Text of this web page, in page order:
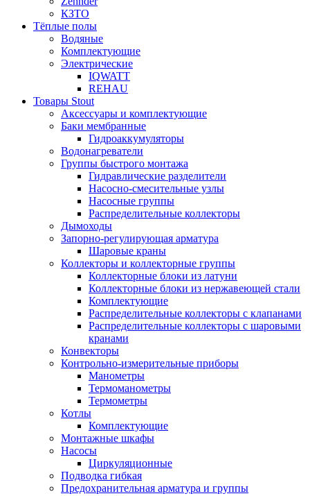
КЗТО
Тёплые полы
Водяные
Комплектующие
Электрические
IQWATT
REHAU
Товары Stout
Аксессуары и комплектующие
Баки мембранные
Гидроаккумуляторы
Водонагреватели
Группы быстрого монтажа
Гидравлические разделители
Насосно-смесительные узлы
Насосные группы
Распределительные коллекторы
Дымоходы
Запорно-регулирующая арматура
Шаровые краны
Коллекторы и коллекторные группы
Коллекторные блоки из латуни
Коллекторные блоки из нержавеющей стали
Комплектующие
Распределительные коллекторы с клапанами
Распределительные коллекторы с шаровыми
кранами
Конвекторы
Контрольно-измерительные приборы
Манометры
Термоманометры
Термометры
Котлы
Комплектующие
Монтажные шкафы
Насосы
Циркуляционные
Подводка гибкая
Предохранительная арматура и группы